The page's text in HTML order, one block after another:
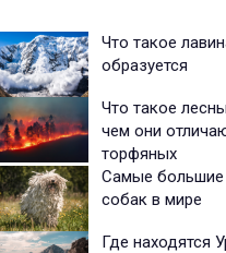
Что такое
образуется
Что такое
чем они
торфяных
Самые
собак в мире
Где находятся